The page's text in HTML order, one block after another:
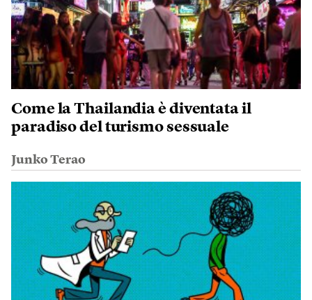
Come la Thailandia è diventata il
paradiso del turismo sessuale
Junko Terao